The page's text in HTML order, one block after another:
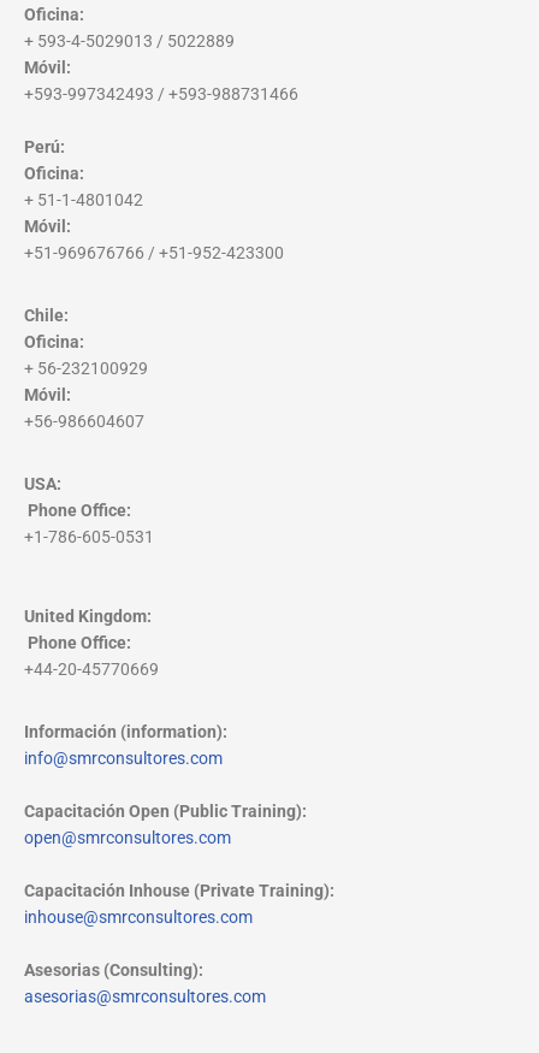
Oficina:
+ 593-4-5029013 / 5022889
Móvil:
+593-997342493 / +593-988731466
Perú:
Oficina:
+ 51-1-4801042
Móvil:
+51-969676766 / +51-952-423300
Chile:
Oficina:
+ 56-232100929
Móvil:
+56-986604607
USA:
Phone Office:
+1-786-605-0531
United Kingdom:
Phone Office:
+44-20-45770669
Información (information):
info@smrconsultores.com
Capacitación Open (Public Training):
open@smrconsultores.com
Capacitación Inhouse (Private Training):
inhouse@smrconsultores.com
Asesorias (Consulting):
asesorias@smrconsultores.com